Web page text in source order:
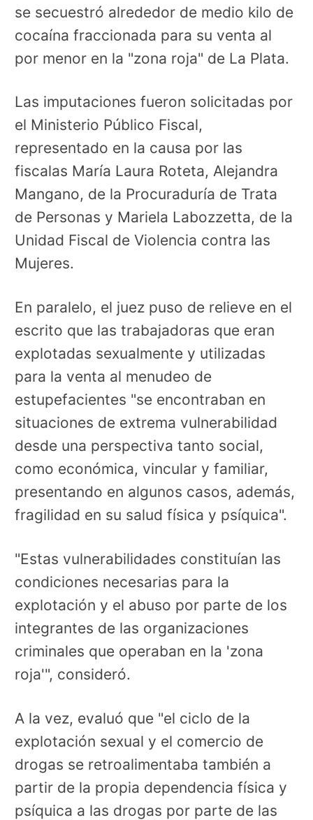
se secuestró alrededor de medio kilo de
cocaína fraccionada para su venta al
por menor en la "zona roja" de La Plata.
Las imputaciones fueron solicitadas por
el Ministerio Público Fiscal,
representado en la causa por las
fiscalas María Laura Roteta, Alejandra
Mangano, de la Procuraduría de Trata
de Personas y Mariela Labozzetta, de la
Unidad Fiscal de Violencia contra las
Mujeres.
En paralelo, el juez puso de relieve en el
escrito que las trabajadoras que eran
explotadas sexualmente y utilizadas
para la venta al menudeo de
estupefacientes "se encontraban en
situaciones de extrema vulnerabilidad
desde una perspectiva tanto social,
como económica, vincular y familiar,
presentando en algunos casos, además,
fragilidad en su salud física y psíquica".
"Estas vulnerabilidades constituían las
condiciones necesarias para la
explotación y el abuso por parte de los
integrantes de las organizaciones
criminales que operaban en la 'zona
roja'", consideró.
A la vez, evaluó que "el ciclo de la
explotación sexual y el comercio de
drogas se retroalimentaba también a
partir de la propia dependencia física y
psíquica a las drogas por parte de las